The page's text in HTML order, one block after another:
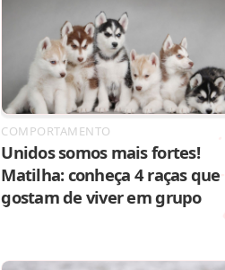
COMPORTAMENTO
Unidos somos mais fortes!
Matilha: conheça 4 raças que
gostam de viver em grupo